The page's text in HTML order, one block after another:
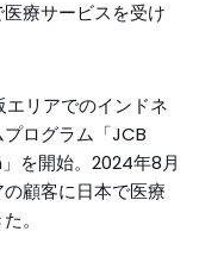
療サービスを受け
リアでのインドネ
ログラム「JCB
を開始。2024年8月
顧客に日本で医療
。